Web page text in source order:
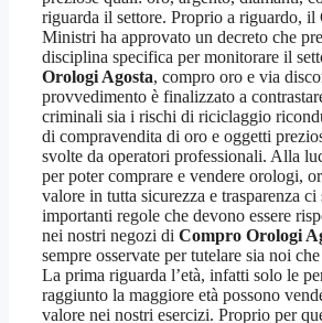
riguarda il settore. Proprio a riguardo, il
Ministri ha approvato un decreto che
disciplina specifica per monitorare il
Orologi Agosta, compro oro e via
provvedimento è finalizzato a
criminali sia i rischi di riciclaggio
di compravendita di oro e oggetti
svolte da operatori professionali. Alla
per poter comprare e vendere orologi,
valore in tutta sicurezza e trasparenza ci
importanti regole che devono essere
nei nostri negozi di Compro Orologi
sempre osservate per tutelare sia noi
La prima riguarda l’età, infatti solo le
raggiunto la maggiore età possono
valore nei nostri esercizi. Proprio per